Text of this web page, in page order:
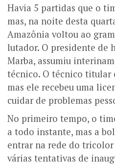
Havia 5 partidas que o
mas, na noite desta
Amazônia voltou ao
lutador. O presidente de
Marba, assumiu
técnico. O técnico titular
mas ele recebeu uma
cuidar de problemas
No primeiro tempo, o
a todo instante, mas a
entrar na rede do
várias tentativas de